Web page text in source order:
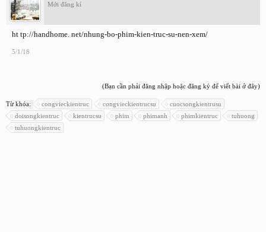
Mới đăng kí
ht tp://handhome. net/nhung-bo-phim-kien-truc-su-nen-xem/
5/1/18
(Bạn cần phải đăng nhập hoặc đăng ký để viết bài ở đây)
Từ khóa: congvieckientruc congvieckientrucsu
cuocsongkientrusu
doisongkientruc
kientrucsu phim phimanh phimkientruc
tuhuong
tuhuongkientruc